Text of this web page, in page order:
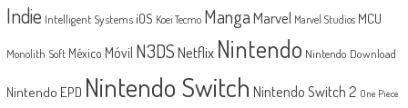
Indie Intelligent Systems iOS Koei Tecmo MangaMarvel Marvel Studios MCU
Monolith Soft México Móvil N3DSNetflix Nintendo Nintendo Download
Nintendo EPD Nintendo Switch Nintendo Switch 2 One Piece